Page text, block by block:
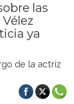
las
ya
de la actriz